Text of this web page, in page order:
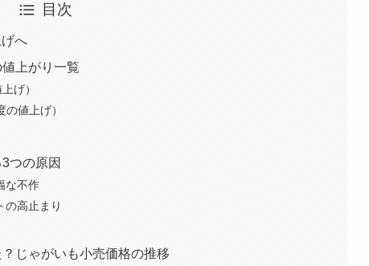
目次
へ
上がり一覧
げ）
値上げ）
つの原因
な不作
高止まり
じゃがいも小売価格の推移